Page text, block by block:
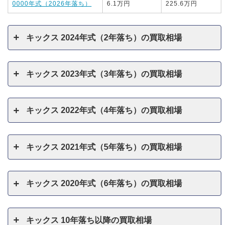
0000年式（2026年落ち） 6.1万円 225.6万円
キックス 2024年式（2年落ち）の買取相場
キックス 2023年式（3年落ち）の買取相場
キックス 2022年式（4年落ち）の買取相場
キックス 2021年式（5年落ち）の買取相場
キックス 2020年式（6年落ち）の買取相場
キックス 10年落ち以降の買取相場